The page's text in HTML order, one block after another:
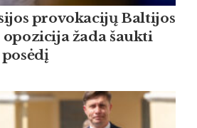
provokacijų Baltijos
žada šaukti